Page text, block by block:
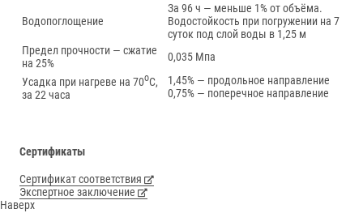
Водопоглощение
За 96 ч — меньше 1% от объёма.
Водостойкость при погружении на 7
суток под слой воды в 1,25 м
Предел прочности — сжатие
на 25%
0,035 Мпа
Усадка при нагреве на 70оС,
за 22 часа
1,45% — продольное направление
0,75% — поперечное направление
Сертификаты
Сертификат соответствия
Экспертное заключение
Наверх